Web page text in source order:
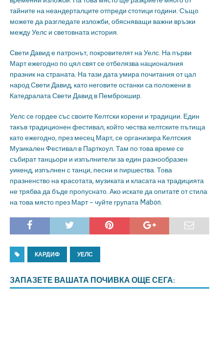
тайните на неандерталците отпреди стотици години. Също
можете да разгледате изложби, обясняващи важни връзки
между Уелс и световната история.
Свети Давид е патронът, покровителят на Уелс. На първи
Март ежегодно по цял свят се отбелязва националния
празник на страната. На тази дата умира почитания от цал
народ Свети Давид, като неговите останки са положени в
Катедралата Свети Давид в Пемброкшир.
Уелс се гордее със своите Келтски корени и традиции. Един
такъв традиционен фестивал, който чества келтските пътища
като ежегодно, през месец Март, се организира Келтския
Музикален Фестивал в Парткоул. Там по това време се
събират танцьори и изпълнители за един разнообразен
уикенд, изпълнен с танци, песни и пиршества. Това
празненство на красотата, музиката и класата на традицията
не трябва да бъде пропуснато. Ако искате да опитатe от стила
на това място през Март – чуйте групата Mabon.
КАРДИФ УЕЛС
ЗАПАЗЕТЕ ВАШАТА ПОЧИВКА ОЩЕ СЕГА: